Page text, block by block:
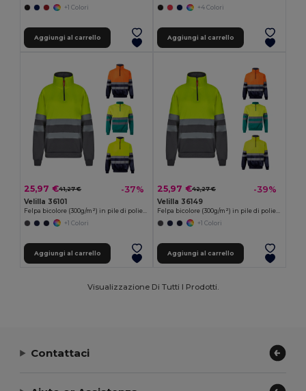
+1 Colori
Aggiungi al carrello
+4 Colori
Aggiungi al carrello
25,97 €41,27 € -37%
Velilla 36101
Felpa bicolore (300g/m²) in pile di poliestere (100%)
+1 Colori
Aggiungi al carrello
25,97 €42,27 € -39%
Velilla 36149
Felpa bicolore (300g/m²) in pile di poliestere (100%)
+1 Colori
Aggiungi al carrello
Visualizzazione Di Tutti I Prodotti.
Contattaci